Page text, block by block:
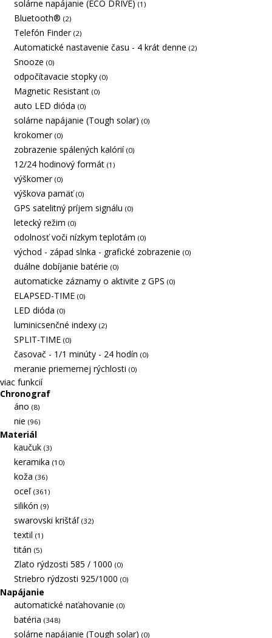
solárne napájanie (ECO DRIVE) (1)
Bluetooth® (2)
Telefón Finder (2)
Automatické nastavenie času - 4 krát denne (2)
Snooze (0)
odpočítavacie stopky (0)
Magnetic Resistant (0)
auto LED dióda (0)
solárne napájanie (Tough solar) (0)
krokomer (0)
zobrazenie spálených kalórií (0)
12/24 hodinový formát (1)
výškomer (0)
výškova pamäť(0)
GPS satelitný príjem signálu (0)
letecký režim (0)
odolnosť voči nízkym teplotám (0)
východ - západ slnka - grafické zobrazenie (0)
duálne dobíjanie batérie (0)
automaticke záznamy o aktivite z GPS (0)
ELAPSED-TIME (0)
LED dióda (0)
luminicsenčné indexy (2)
SPLIT-TIME (0)
časovač - 1/1 minúty - 24 hodín (0)
meranie priemernej rýchlosti (0)
viac funkcií
Chronograf
áno (8)
nie (96)
Materiál
kaučuk (3)
keramika (10)
koža (36)
oceľ (361)
silikón (9)
swarovski krištáľ (32)
textil (1)
titán (5)
Zlato rýdzosti 585 / 1000 (0)
Striebro rýdzosti 925/1000 (0)
Napájanie
automatické naťahovanie (0)
batéria (348)
solárne napájanie (Tough solar) (0)